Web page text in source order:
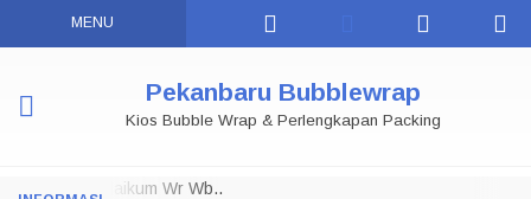
MENU
Pekanbaru Bubblewrap
Kios Bubble Wrap & Perlengkapan Packing
Assalamu 'alaikum Wr Wb..